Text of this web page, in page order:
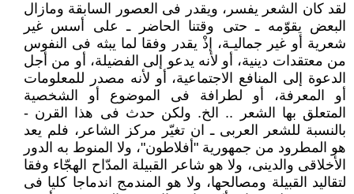
لقد كان الشعر يفسر، ويقدر فى العصور السابقة ومازال
البعض يقوّمه ـ حتى وقتنا الحاضر ـ على أسس غير
شعرية أو غير جماليـة، إذْ يقدر وفقا لما يبثه فى النفوس
من معتقدات دينية، أو لأنه يدعو إلى الفضيلة، أو من أجل
الدعوة إلى المنافع الاجتماعية، أو لأنه مصدر للمعلومات
أو المعرفة، أو لطرافة فى الموضوع أو الشخصية
المتعلق بها الشعر .. الخ. ولكن حدث فى هذا القرن -
بالنسبة للشعر العربى ـ ان تغيّر مركز الشاعر، فلم يعد
هو المطرود من جمهورية "أفلاطون"، ولا المنوط به الدور
الأخلاقى والدينى، ولا هو شاعر القبيلة المدّاح الهجّاء وفقا
لتقاليد القبيلة ومصالحها، ولا هو المندمج اندماجا كليا فى